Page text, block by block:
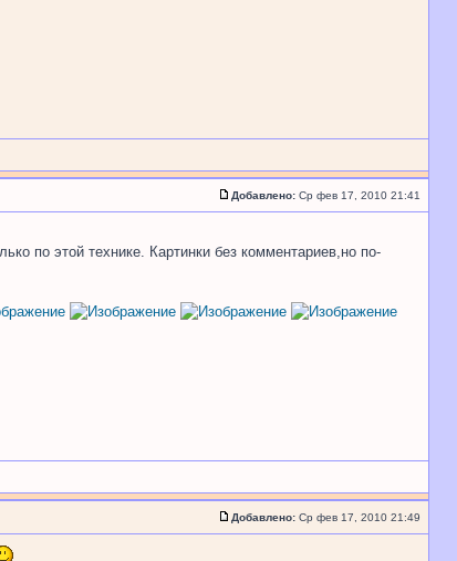
Добавлено: Ср фев 17, 2010 21:41
по этой технике. Картинки без комментариев,но по-
Добавлено: Ср фев 17, 2010 21:49